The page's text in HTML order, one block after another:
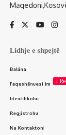
Lidhje e shpejtë
Ballina
Faqeshënuesi im E Re
Identifikohu
Regjistrohu
Na Kontaktoni